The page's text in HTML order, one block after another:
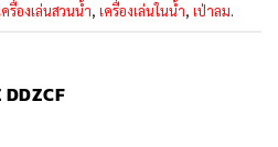
ครื่องเล่นสวนน้ำ, เครื่องเล่นในน้ำ, เป่าลม.
DDZCF